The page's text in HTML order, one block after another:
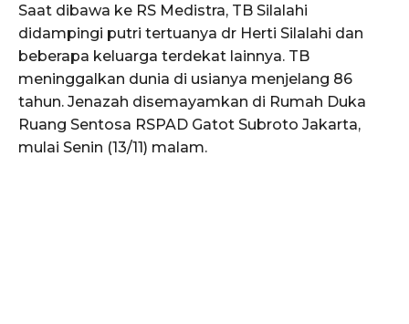
Saat dibawa ke RS Medistra, TB Silalahi
didampingi putri tertuanya dr Herti Silalahi dan
beberapa keluarga terdekat lainnya. TB
meninggalkan dunia di usianya menjelang 86
tahun. Jenazah disemayamkan di Rumah Duka
Ruang Sentosa RSPAD Gatot Subroto Jakarta,
mulai Senin (13/11) malam.